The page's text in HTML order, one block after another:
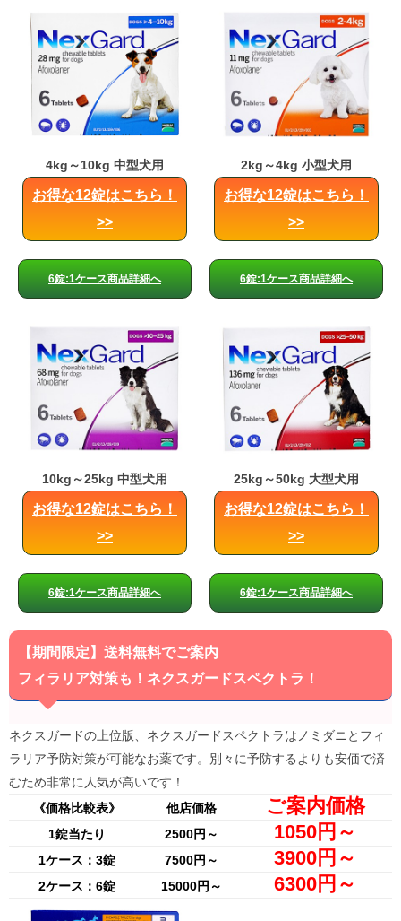
4kg～10kg 中型犬用
お得な12錠はこちら！
>>
6錠:1ケース商品詳細へ
2kg～4kg 小型犬用
お得な12錠はこちら！
>>
6錠:1ケース商品詳細へ
10kg～25kg 中型犬用
お得な12錠はこちら！
>>
6錠:1ケース商品詳細へ
25kg～50kg 大型犬用
お得な12錠はこちら！
>>
6錠:1ケース商品詳細へ
【期間限定】送料無料でご案内
フィラリア対策も！ネクスガードスペクトラ！
ネクスガードの上位版、ネクスガードスペクトラはノミダニとフィ
ラリア予防対策が可能なお薬です。別々に予防するよりも安価で済
むため非常に人気が高いです！
《価格比較表》
他店価格 ご案内価格
1錠当たり 2500円～ 1050円～
1ケース：3錠 7500円～ 3900円～
2ケース：6錠 15000円～ 6300円～